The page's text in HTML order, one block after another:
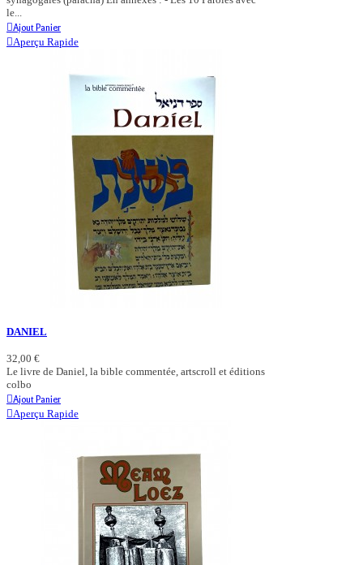
le...
Ajout Panier
Aperçu Rapide
DANIEL
32,00 €
Le livre de Daniel, la bible commentée, artscroll et éditions
colbo
Ajout Panier
Aperçu Rapide